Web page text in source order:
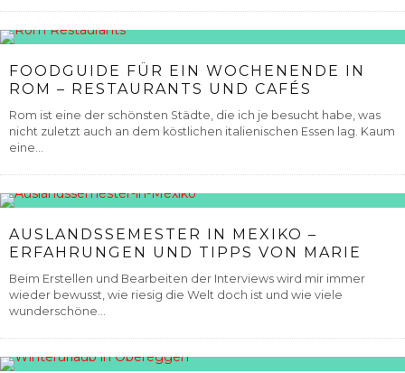
FOODGUIDE FÜR EIN WOCHENENDE IN
ROM – RESTAURANTS UND CAFÉS
Rom ist eine der schönsten Städte, die ich je besucht habe, was
nicht zuletzt auch an dem köstlichen italienischen Essen lag. Kaum
eine...
AUSLANDSSEMESTER IN MEXIKO –
ERFAHRUNGEN UND TIPPS VON MARIE
Beim Erstellen und Bearbeiten der Interviews wird mir immer
wieder bewusst, wie riesig die Welt doch ist und wie viele
wunderschöne...